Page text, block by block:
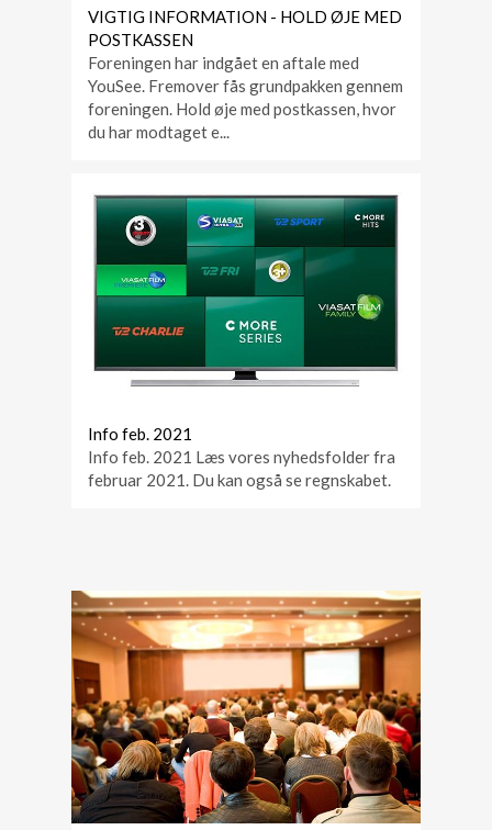
VIGTIG INFORMATION - HOLD ØJE MED
POSTKASSEN
Foreningen har indgået en aftale med
YouSee. Fremover fås grundpakken gennem
foreningen. Hold øje med postkassen, hvor
du har modtaget e...
Info feb. 2021
Info feb. 2021 Læs vores nyhedsfolder fra
februar 2021. Du kan også se regnskabet.